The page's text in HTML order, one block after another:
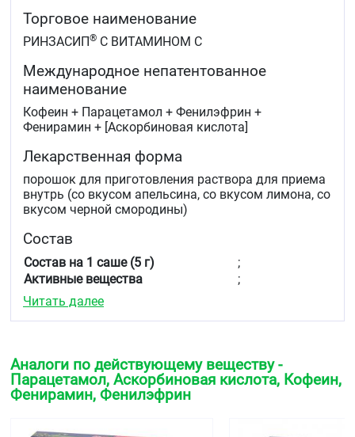
Торговое наименование
РИНЗАСИП® С ВИТАМИНОМ C
Международное непатентованное
наименование
Кофеин + Парацетамол + Фенилэфрин +
Фенирамин + [Аскорбиновая кислота]
Лекарственная форма
порошок для приготовления раствора для приема
внутрь (со вкусом апельсина, со вкусом лимона, со
вкусом черной смородины)
Состав
Состав на 1 саше (5 г)
;
Активные вещества
;
Аскорбиновая кислота (Витамин C)
Фенирамина малеат
- 20 мг
Вспомогательные вещества
со вкусом апельсина
лимонная кислота 200,0 мг, натрия сахаринат 40,0
Читать далее
Аналоги по действующему веществу -
Парацетамол, Аскорбиновая кислота, Кофеин,
Фенирамин, Фенилэфрин